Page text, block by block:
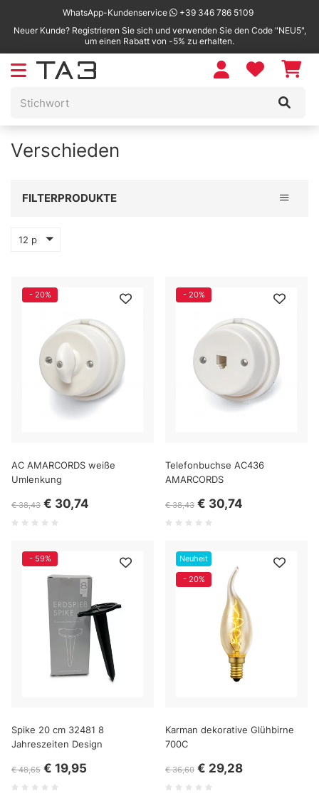
WhatsApp-Kundenservice
+39 346 786 5109
Neuer Kunde? Registrieren Sie sich und verwenden Sie den Code "NEU5",
um einen Rabatt von -5% zu erhalten.
Verschieden
Toggle
FILTERPRODUKTE
12 p
- 20%
AC AMARCORDS weiße
Umlenkung
€ 38,43 € 30,74
- 20%
Telefonbuchse AC436
AMARCORDS
€ 38,43 € 30,74
- 59%
Spike 20 cm 32481 8
Jahreszeiten Design
€ 48,65 € 19,95
Neuheit
- 20%
Karman dekorative Glühbirne
700C
€ 36,60 € 29,28